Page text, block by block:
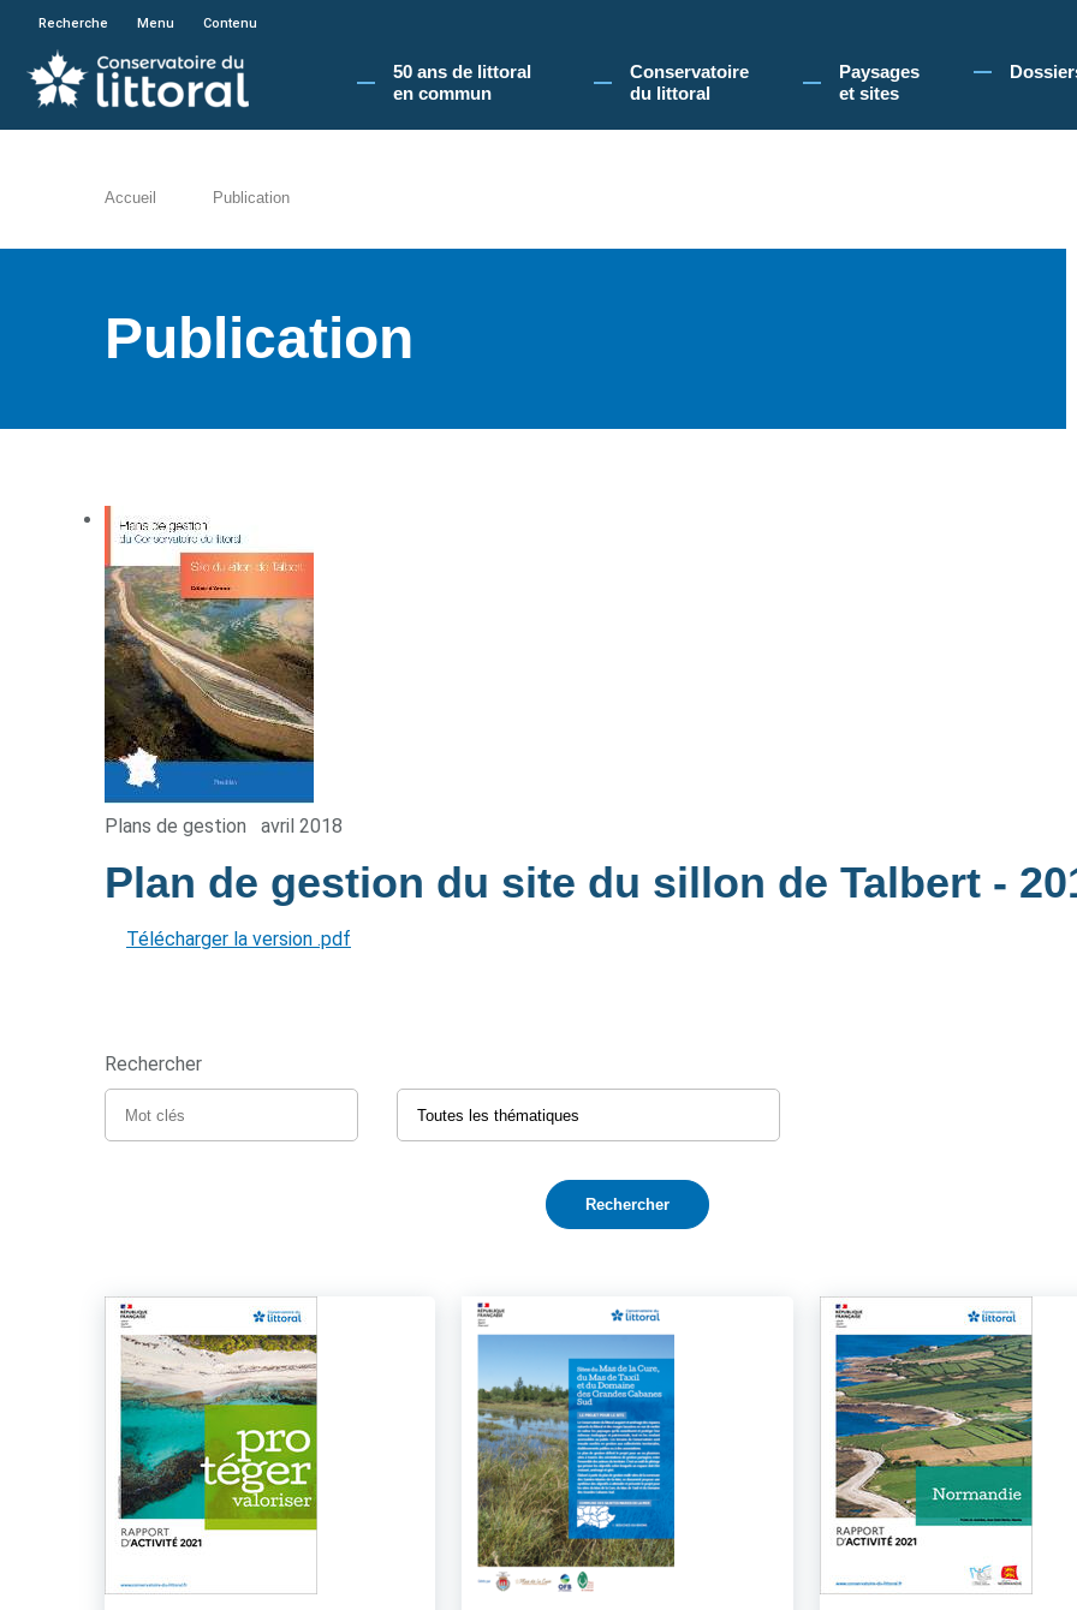
En poursuivant votre navigation sur le site du Conservatoire du littoral, vous acceptez l'utilisation de cookies pour vous
Recherche Menu Contenu
50 ans de littoral
en commun​
Conservatoire
du littoral
Paysages
et sites
Accueil Publication
Publication
Plans de gestion avril 2018
Plan de gestion du site du sillon de Talbert -
Télécharger la version .pdf
Rechercher